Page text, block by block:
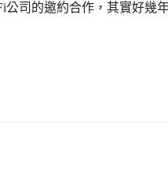
司的邀約合作，其實好幾